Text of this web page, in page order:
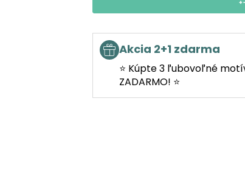
Akcia 2+1 zdarma
⭐ Kúpte 3 ľubovoľné
ZADARMO! ⭐